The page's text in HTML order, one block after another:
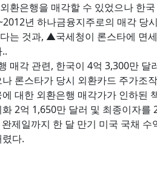
환은행을 매각할 수 있었으나 한
년 하나금융지주로의 매각 당
는 것과, ▲국세청이 론스타에 면
매각 관련, 한국이 4억 3,300만 달
론스타가 당시 외환카드 주가조
대한 외환은행 매각가가 인하된
2억 1,650만 달러 및 최종이자를
제일까지 한 달 만기 미국 국채 수
다.